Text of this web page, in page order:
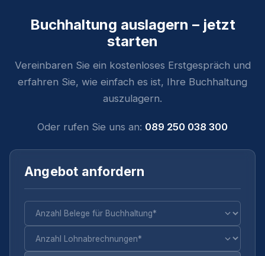
Buchhaltung auslagern – jetzt
starten
Vereinbaren Sie ein kostenloses Erstgespräch und
erfahren Sie, wie einfach es ist, Ihre Buchhaltung
auszulagern.
Oder rufen Sie uns an: 089 250 038 300
Angebot anfordern